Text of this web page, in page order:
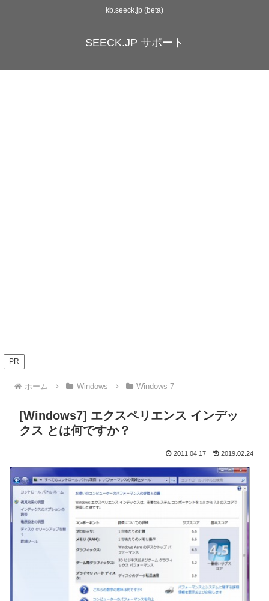
kb.seeck.jp (beta)
SEECK.JP サポート
PR
ホーム Windows Windows 7
[Windows7] エクスペリエンス インデッ
クス とは何ですか？
2011.04.17 2019.02.24